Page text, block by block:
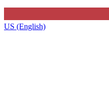
US (English)